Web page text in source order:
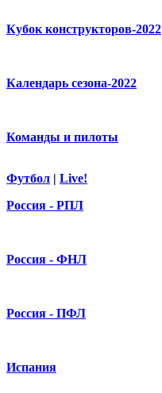
Кубок конструкторов-2022
Календарь сезона-2022
Команды и пилоты
Футбол | Live!
Россия - РПЛ
Россия - ФНЛ
Россия - ПФЛ
Испания